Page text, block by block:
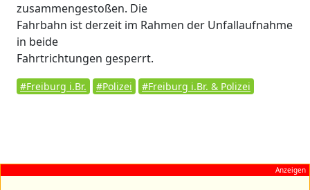
zusammengestoßen. Die
Fahrbahn ist derzeit im Rahmen der Unfallaufnahme
in beide
Fahrtrichtungen gesperrt.
#Freiburg i.Br. #Polizei #Freiburg i.Br. & Polizei
Anzeigen